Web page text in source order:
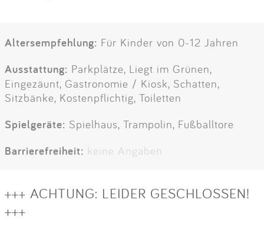
Altersempfehlung: Für Kinder von 0-12 Jahren
Ausstattung: Parkplätze, Liegt im Grünen,
Eingezäunt, Gastronomie / Kiosk, Schatten,
Sitzbänke, Kostenpflichtig, Toiletten
Spielgeräte: Spielhaus, Trampolin, Fußballtore
Barrierefreiheit: keine Angaben
+++ ACHTUNG: LEIDER GESCHLOSSEN!
+++